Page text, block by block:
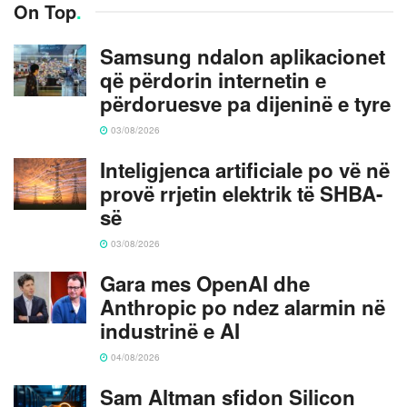
On Top.
Samsung ndalon aplikacionet
që përdorin internetin e
përdoruesve pa dijeninë e tyre
03/08/2026
Inteligjenca artificiale po vë në
provë rrjetin elektrik të SHBA-
së
03/08/2026
Gara mes OpenAI dhe
Anthropic po ndez alarmin në
industrinë e AI
04/08/2026
Sam Altman sfidon Silicon